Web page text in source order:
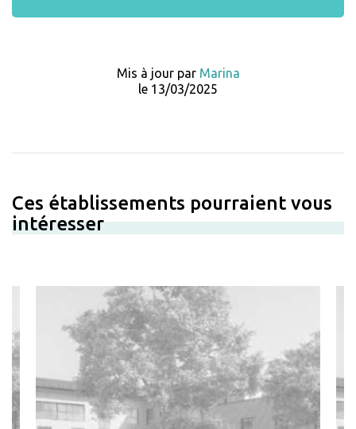
Mis à jour par Marina
le 13/03/2025
Ces établissements pourraient vous
intéresser